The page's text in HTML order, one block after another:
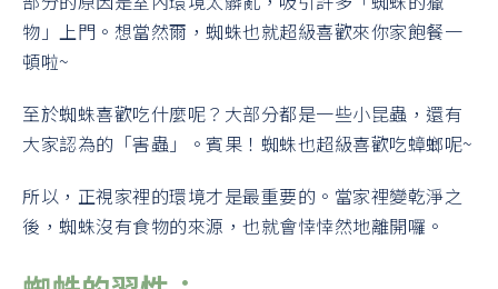
物」上門。想當然爾，蜘蛛也就超級喜歡來你家飽餐一
頓啦~
至於蜘蛛喜歡吃什麼呢？大部分都是一些小昆蟲，還有
大家認為的「害蟲」。賓果！蜘蛛也超級喜歡吃蟑螂呢~
所以，正視家裡的環境才是最重要的。當家裡變乾淨之
後，蜘蛛沒有食物的來源，也就會悻悻然地離開囉。